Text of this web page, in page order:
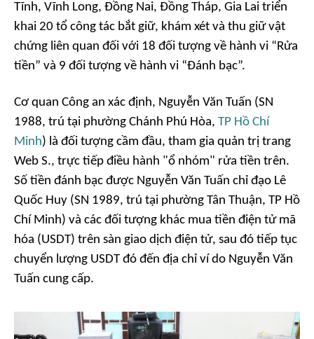
Tĩnh, Vĩnh Long, Đồng Nai, Đồng Tháp, Gia Lai triển
khai 20 tổ công tác bắt giữ, khám xét và thu giữ vật
chứng liên quan đối với 18 đối tượng về hành vi “Rửa
tiền” và 9 đối tượng về hành vi “Đánh bạc”.
Cơ quan Công an xác định, Nguyễn Văn Tuấn (SN
1988, trú tại phường Chánh Phú Hòa, TP Hồ Chí
Minh) là đối tượng cầm đầu, tham gia quản trị trang
Web S., trực tiếp điều hành "ổ nhóm" rửa tiền trên.
Số tiền đánh bạc được Nguyễn Văn Tuấn chỉ đạo Lê
Quốc Huy (SN 1989, trú tại phường Tân Thuận, TP Hồ
Chí Minh) và các đối tượng khác mua tiền điện tử mã
hóa (USDT) trên sàn giao dịch điện tử, sau đó tiếp tục
chuyển lượng USDT đó đến địa chỉ ví do Nguyễn Văn
Tuấn cung cấp.